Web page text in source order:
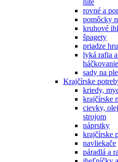
rovné a
pomôcky
kruhové
špagety
priadze
lyká rafia
háčkovanie
sady na
Krajčírske
kriedy,
krajčírske
cievky,
strojom
náprstky
krajčírske
navliekače
páradlá a